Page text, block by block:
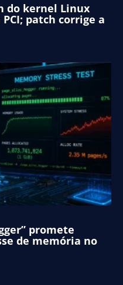
do kernel Linux
patch corrige a
promete
de memória no